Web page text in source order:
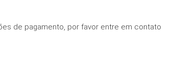
de pagamento, por favor entre em contato